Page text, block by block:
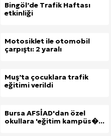
Bingöl’de Trafik Haftası
etkinliği
Motosiklet ile otomobil
çarpıştı: 2 yaralı
Muş’ta çocuklara trafik
eğitimi verildi
Bursa AFSİAD'dan özel
okullara 'eğitim kampüs�...